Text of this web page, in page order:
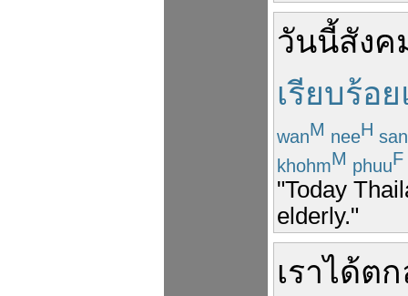
วันนี้สังค
เรียบร้อ
wanM neeH
khohmM phuuF
"Today
elderly."
เราได้ตก